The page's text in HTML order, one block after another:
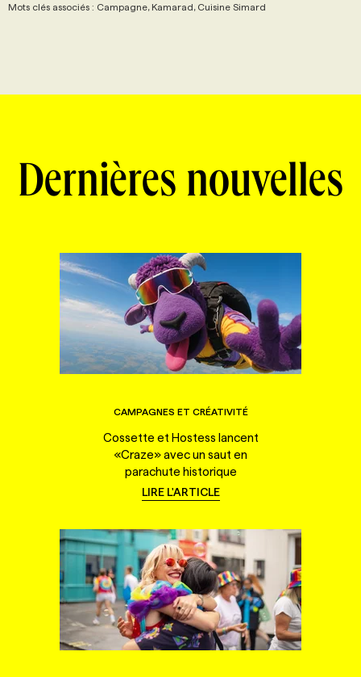
Mots clés associés : Campagne, Kamarad, Cuisine Simard
Dernières nouvelles
CAMPAGNES ET CRÉATIVITÉ
Cossette et Hostess lancent
«Craze» avec un saut en
parachute historique
LIRE L'ARTICLE